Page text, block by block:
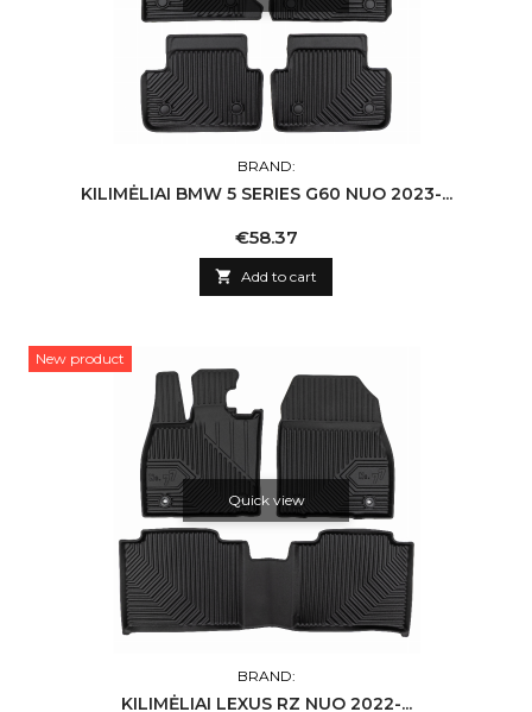
BRAND:
KILIMĖLIAI BMW 5 SERIES G60 NUO 2023-...
Price
€58.37
 Add to cart
New product
Quick view
BRAND:
KILIMĖLIAI LEXUS RZ NUO 2022-...